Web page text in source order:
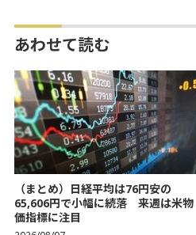
あわせて読む
（まとめ）日経平均は76円安の
65,606円で小幅に続落 来週は米物
価指標に注目